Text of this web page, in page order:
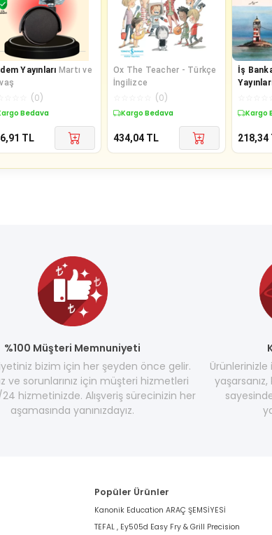
Yayınları Martı ve
(0)
Bedava
TL
Ox The Teacher - Türkçe
İngilizce
(0)
Kargo Bedava
434,04 TL
İş
Kargo
218,34
%100 Müşteri Memnuniyeti
bizim için her şeyden önce gelir.
ve sorunlarınız için müşteri hizmetleri
hizmetinizde. Alışveriş sürecinizin her
aşamasında yanınızdayız.
Popüler Ürünler
Kanonik Education ARAÇ ŞEMSİYESİ
TEFAL , Ey505d Easy Fry & Grill Precision